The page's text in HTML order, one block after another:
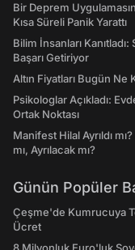
Bir Deprem
Kısa Süreli Panik Yarattı
Bilim İnsanları
Başarı Getiriyor
Altın Fiyatları Bugün Ne
Psikologlar Açıkladı:
Ortak Noktası
Manifest Hilal Ayrıldı
mı, Ayrılacak mı?
Günün Popüler
Çeşme'de Kumrucuya
Ücret